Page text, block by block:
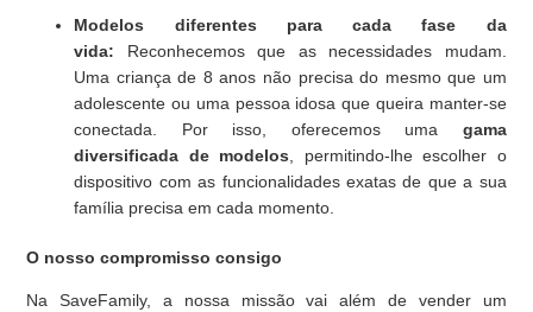
Modelos diferentes para cada fase da
vida: Reconhecemos que as necessidades mudam.
Uma criança de 8 anos não precisa do mesmo que um
adolescente ou uma pessoa idosa que queira manter-se
conectada. Por isso, oferecemos uma gama
diversificada de modelos, permitindo-lhe escolher o
dispositivo com as funcionalidades exatas de que a sua
família precisa em cada momento.
O nosso compromisso consigo
Na SaveFamily, a nossa missão vai além de vender um